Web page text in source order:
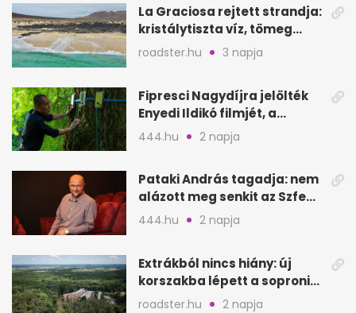
La Graciosa rejtett strandja:
kristálytiszta víz, tömeg
nélkül
roadster.hu 3 napja
Fipresci Nagydíjra jelölték
Enyedi Ildikó filmjét, a
Csendes barátot
444.hu 2 napja
Pataki András tagadja: nem
alázott meg senkit az Szfe
felvételijén
444.hu 2 napja
Extrákból nincs hiány: új
korszakba lépett a soproni
Fagus Hotel
roadster.hu 2 napja